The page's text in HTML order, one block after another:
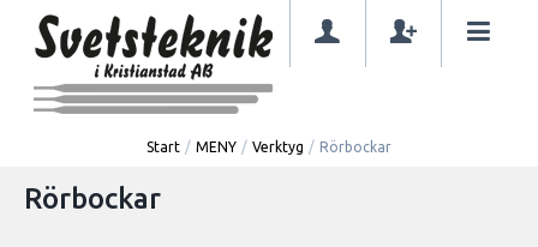
Start / MENY / Verktyg / Rörbockar
Rörbockar